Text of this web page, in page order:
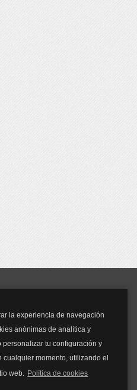
la experiencia de navegación
anónimas de analítica y
tu configuración y
cualquier momento, utilizando el
web. Política de cookies